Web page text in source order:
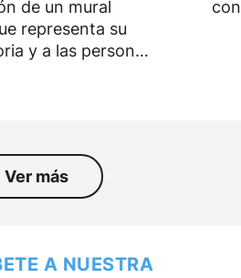
de un mural
representa su
y a las personas
Ver más
A NUESTRA